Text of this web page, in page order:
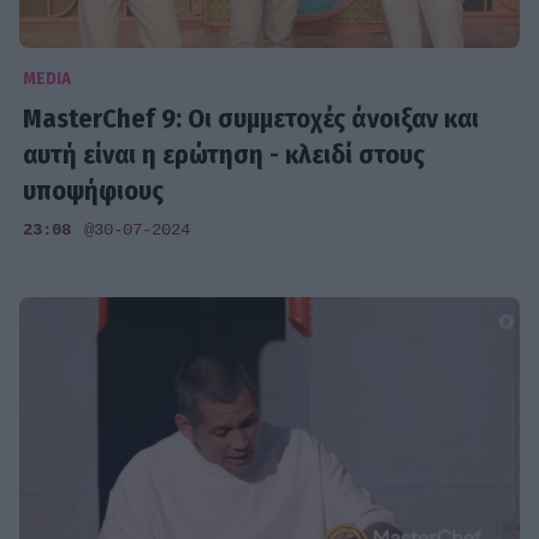
MEDIA
MasterChef 9: Oι συμμετοχές άνοιξαν και
αυτή είναι η ερώτηση - κλειδί στους
υποψήφιους
23:08 @30-07-2024